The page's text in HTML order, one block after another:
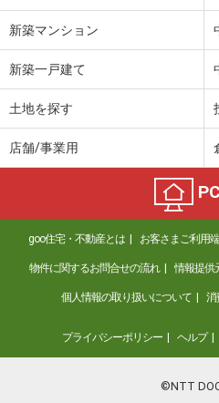
新築マンション
新築一戸建て
土地を探す
店舗/事業用
goo住宅・不動産とは お客さまご利用
物件に関するお問合せの流れ 情報提供
個人情報の取り扱いについて 消
プライバシーポリシー ヘルプ
©NTT